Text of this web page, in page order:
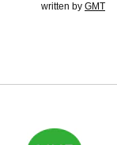
written by GMT